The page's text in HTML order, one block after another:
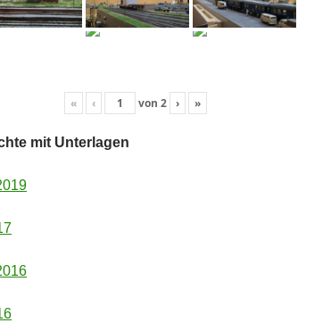
« ‹ von 2 › »
mit Unterlagen